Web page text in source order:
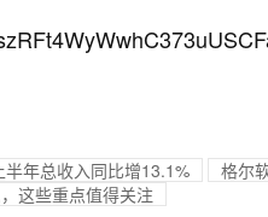
年总收入同比增13.1%
格尔
这些重点值得关注